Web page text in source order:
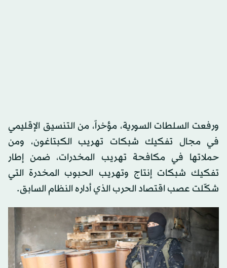
ورفعت السلطات السورية، مؤخراً، من التنسيق الإقليمي
في مجال تفكيك شبكات تهريب الكبتاغون، ومن
حملاتها في مكافحة تهريب المخدرات، ضمن إطار
تفكيك شبكات إنتاج وتهريب الحبوب المخدرة التي
شكّلت عصب اقتصاد الحرب الذي أداره النظام السابق.